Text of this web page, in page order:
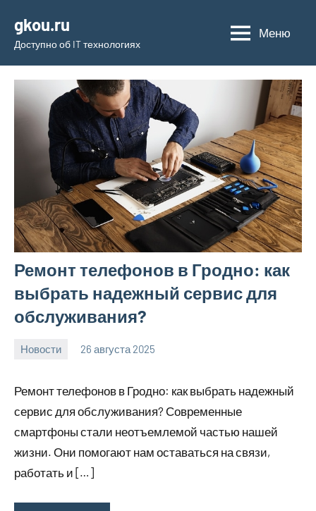
содержимому
gkou.ru
Доступно об IT технологиях
Меню
Ремонт телефонов в Гродно: как
выбрать надежный сервис для
обслуживания?
Новости 26 августа 2025
Ремонт телефонов в Гродно: как выбрать надежный
сервис для обслуживания? Современные
смартфоны стали неотъемлемой частью нашей
жизни. Они помогают нам оставаться на связи,
работать и […]